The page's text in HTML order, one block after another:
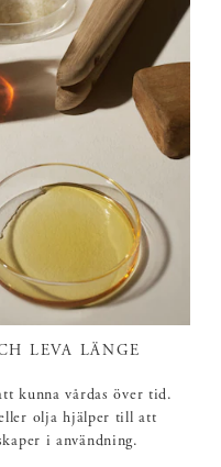
LEVA LÄNGE
kunna vårdas över tid.
eller olja hjälper till att
i användning.